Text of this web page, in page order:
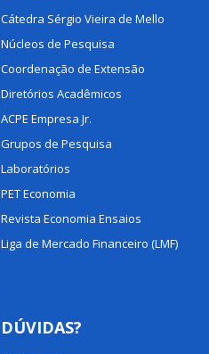
Cátedra Sérgio Vieira de Mello
Núcleos de Pesquisa
Coordenação de Extensão
Diretórios Acadêmicos
ACPE Empresa Jr.
Grupos de Pesquisa
Laboratórios
PET Economia
Revista Economia Ensaios
Liga de Mercado Financeiro (LMF)
DÚVIDAS?